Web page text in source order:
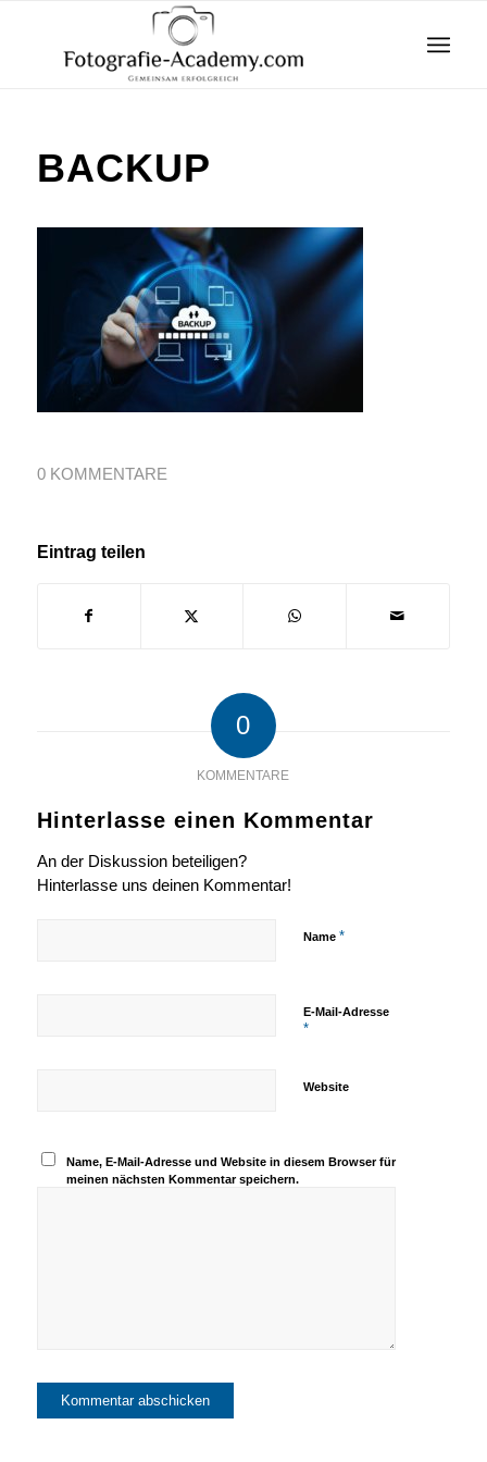
BACKUP
0 KOMMENTARE
Eintrag teilen
0
KOMMENTARE
Hinterlasse einen Kommentar
An der Diskussion beteiligen?
Hinterlasse uns deinen Kommentar!
Name *
E-Mail-Adresse
*
Website
Name, E-Mail-Adresse und Website in diesem Browser für
meinen nächsten Kommentar speichern.